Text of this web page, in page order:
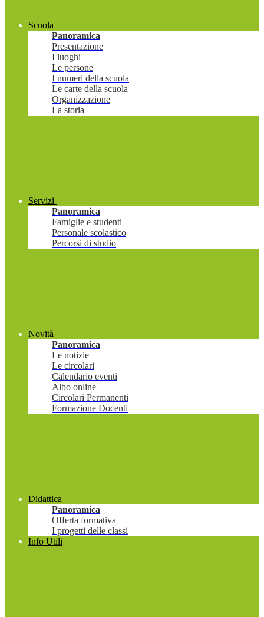
Scuola
Panoramica
Presentazione
I luoghi
Le persone
I numeri della scuola
Le carte della scuola
Organizzazione
La storia
Servizi
Panoramica
Famiglie e studenti
Personale scolastico
Percorsi di studio
Novità
Panoramica
Le notizie
Le circolari
Calendario eventi
Albo online
Circolari Permanenti
Formazione Docenti
Didattica
Panoramica
Offerta formativa
I progetti delle classi
Info Utili